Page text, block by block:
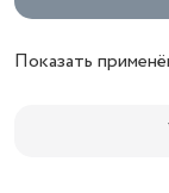
Показать